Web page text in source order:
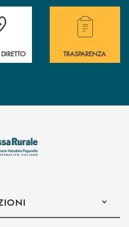
di assistenza immediata?
Hai bisogno di
TRASPARENZA